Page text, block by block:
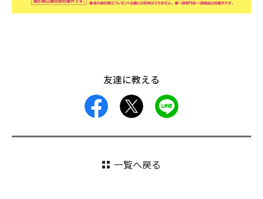
友達に教える
facebook
一覧へ戻る